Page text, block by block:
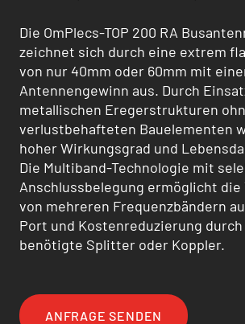
Die OmPlecs-TOP 200 RA
zeichnet sich durch eine extrem
von nur 40mm oder 60mm mit
Antennengewinn aus. Durch
metallischen Eregerstrukturen
verlustbehafteten Bauelementen
hoher Wirkungsgrad und
Die Multiband-Technologie mit
Anschlussbelegung ermöglicht die
von mehreren Frequenzbändern
Port und Kostenreduzierung
benötigte Splitter oder Koppler.
ANFRAGE SENDEN